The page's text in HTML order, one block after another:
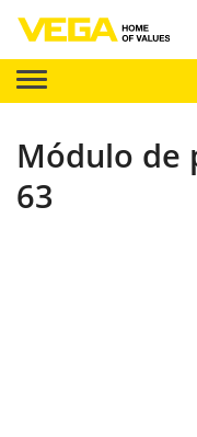
Módulo de
63